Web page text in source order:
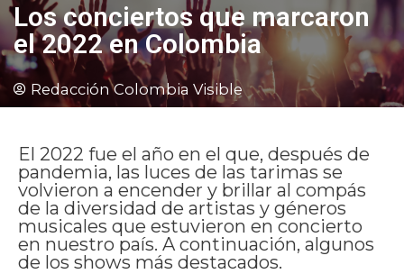
Los conciertos que marcaron
el 2022 en Colombia
Redacción Colombia Visible
El 2022 fue el año en el que, después de
pandemia, las luces de las tarimas se
volvieron a encender y brillar al compás
de la diversidad de artistas y géneros
musicales que estuvieron en concierto
en nuestro país. A continuación, algunos
de los shows más destacados.